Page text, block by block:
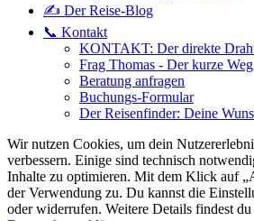
✍️ Der Reise-Blog
📞 Kontakt
KONTAKT: Der direkte
Frag Thomas - Der kurze Weg
Beratung anfragen
Buchungs-Formular
Der Reisenfinder: Deine
Wir nutzen Cookies, um dein
verbessern. Einige sind technisch
Inhalte zu optimieren. Mit dem Klick auf
der Verwendung zu. Du kannst die
oder widerrufen. Weitere Details findest